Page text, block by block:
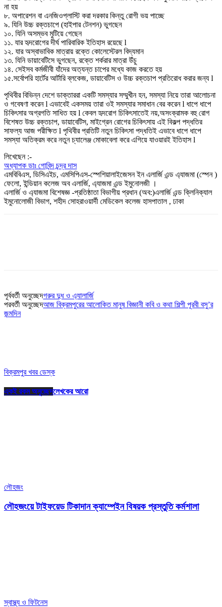
না হয়
৮. অপারেশন বা এনজিওপ্লাস্টি করা দরকার কিন্তু রোগী ভয় পাচ্ছে
৯. যিনি উচ্চ রক্তচাপে (হাইপার টেনশন) ভুগছেন
১০. যিনি অসম্ভব মুটিয়ে গেছেন
১১. যার হৃদরোগের দীর্ঘ পারিবারিক ইতিহাস রয়েছে l
১২. যার অস্বাভাবিক মাত্রায় রক্তে কোলেস্টেরল বিদ্যমান
১৩. যিনি ডায়াবেটিসে ভুগছেন, রক্তে শর্করার মাত্রা উঁচু
১৪. সেইসব কর্মজীবী যাঁদের অত্যন্ত চাপের মধ্যে কাজ করতে হয়
১৫.সর্বোপরি হার্টের আর্টারি ব্লকেজ, ডায়াবেটিস ও উচ্চ রক্তচাপ প্রতিরোধ করার জন্য l
পৃথিবীর বিভিন্ন দেশে ডাক্তাররা একটি সমস্যার সম্মুখীন হন, সমস্যা নিয়ে তারা আলোচনা
ও গবেষণা করেন l এভাবেই একসময় তারা ওই সমস্যার সমাধান বের করেন l ধাপে ধাপে
চিকিৎসার অগ্রগতি সাধিত হয় l কেবল হৃদরোগ চিকিৎসাতেই নয়,অসংক্রামক বহু রোগ
বিশেষত উচ্চ রক্তচাপ, ডায়াবেটিস, মাইগ্রেন রোগের চিকিৎসায় এই বিকল্প পদ্ধতির
সাফল্য আজ পরীক্ষিত l পৃথিবীর প্রতিটি নতুন চিকিৎসা পদ্ধতিই এভাবে ধাপে ধাপে
সমস্যা অতিক্রম করে নতুন চ্যালেঞ্জ মোকাবেলা করে এগিয়ে যাওয়ারই ইতিহাস l
লিখেছেন :-
অধ্যাপক ডাঃ গোবিন্দ চন্দ্র দাস
এমবিবিএস, ডিসিএইচ, এমসিপিএস-স্পেশিয়ালাইজেসন ইন এলার্জি এন্ড এ্যাজমা (স্পেন )
ফেলো, ইন্ডিয়ান কলেজ অব এলার্জি, এ্যাজমা এন্ড ইমুনোলজী ।
এলার্জি ও এ্যাজমা বিশেষজ্ঞ -প্রতিষ্ঠাতা বিভাগীয় প্রধান (অব:)এলার্জি এন্ড ক্লিনিক্যাল
ইমুনোলোজী বিভাগ, শহীদ সোহরাওয়ার্দী মেডিকেল কলেজ হাসপাতাল , ঢাকা
পূর্ববর্তী অনুচ্ছেদগরুর দুধ ও এ্যালার্জি
পরবর্তী অনুচ্ছেদআজ বিক্রমপুরের আলোকিত মানুষ বিজ্ঞানী কবি ও কথা শিল্পী পূরবী বসু’র
জন্মদিন
বিক্রমপুর খবর ডেস্ক
একই রকম অনুচ্ছেদলেখকের আরো
লৌহজং
লৌহজংয়ে টাইফয়েড টিকাদান ক্যাম্পেইন বিষয়ক প্রস্তুতি কর্মশালা
স্বাস্থ্য ও ফিটনেস